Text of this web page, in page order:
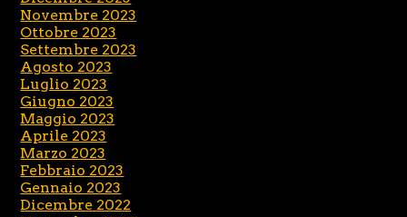
Novembre 2023
Ottobre 2023
Settembre 2023
Agosto 2023
Luglio 2023
Giugno 2023
Maggio 2023
Aprile 2023
Marzo 2023
Febbraio 2023
Gennaio 2023
Dicembre 2022